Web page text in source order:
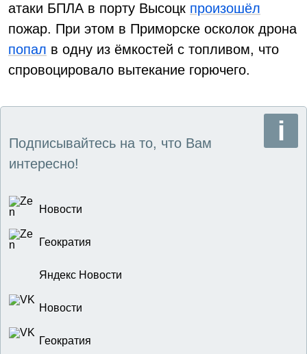
атаки БПЛА в порту Высоцк произошёл
пожар. При этом в Приморске осколок дрона
попал в одну из ёмкостей с топливом, что
спровоцировало вытекание горючего.
Подписывайтесь на то, что Вам
интересно!
Новости
Геократия
Яндекс Новости
Новости
Геократия